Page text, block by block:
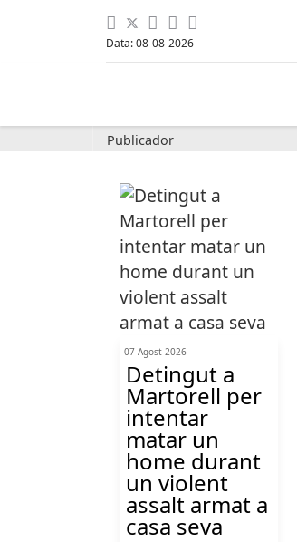
Data: 08-08-2026
Publicador
07 Agost 2026
Detingut a
Martorell per
intentar
matar un
home durant
un violent
assalt armat a
casa seva